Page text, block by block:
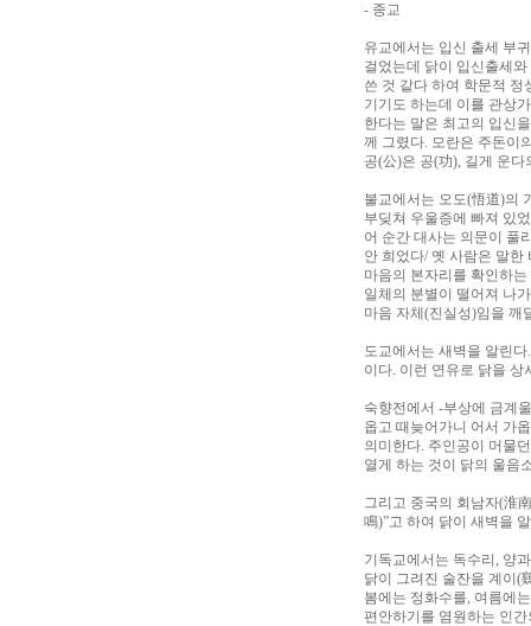
- 종교
유교에서는 입신 출세 부
걸었는데 닭이 입신출세
쓴 것 같다 하여 학문적
기기도 하는데 이를 관상
한다는 말은 최고의 입신
께 그렸다. 모란은 주돈이
공(公)은 공(功), 길게 운
불교에서는 오도(悟道)의
부딪쳐 우울증에 빠져 있
어 순간 대사는 의문이 풀
안 희었다/ 옛 사람은 말
마음의 본자리를 확인하
일체의 분별이 떨어져 나
마음 자체(진실성)임을 깨
도교에서는 새벽을 알린
이다. 이런 연유로 닭을
숙향전에서 -부상에 금계
옵고 때늦어가니 어서 가
의미한다. 주인공이 머물
열게 하는 것이 닭의 울음
그리고 중국의 회남자(淮
鳴)”고 하여 닭이 새벽을
기독교에서는 독수리, 양
닭이 그려진 술잔을 계이(
봄에는 정화수를, 여름에
편안하기를 염원하는 인